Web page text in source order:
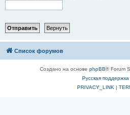
Список форумов
Создано на основе phpBB® Forum
Русская
PRIVACY_LINK |